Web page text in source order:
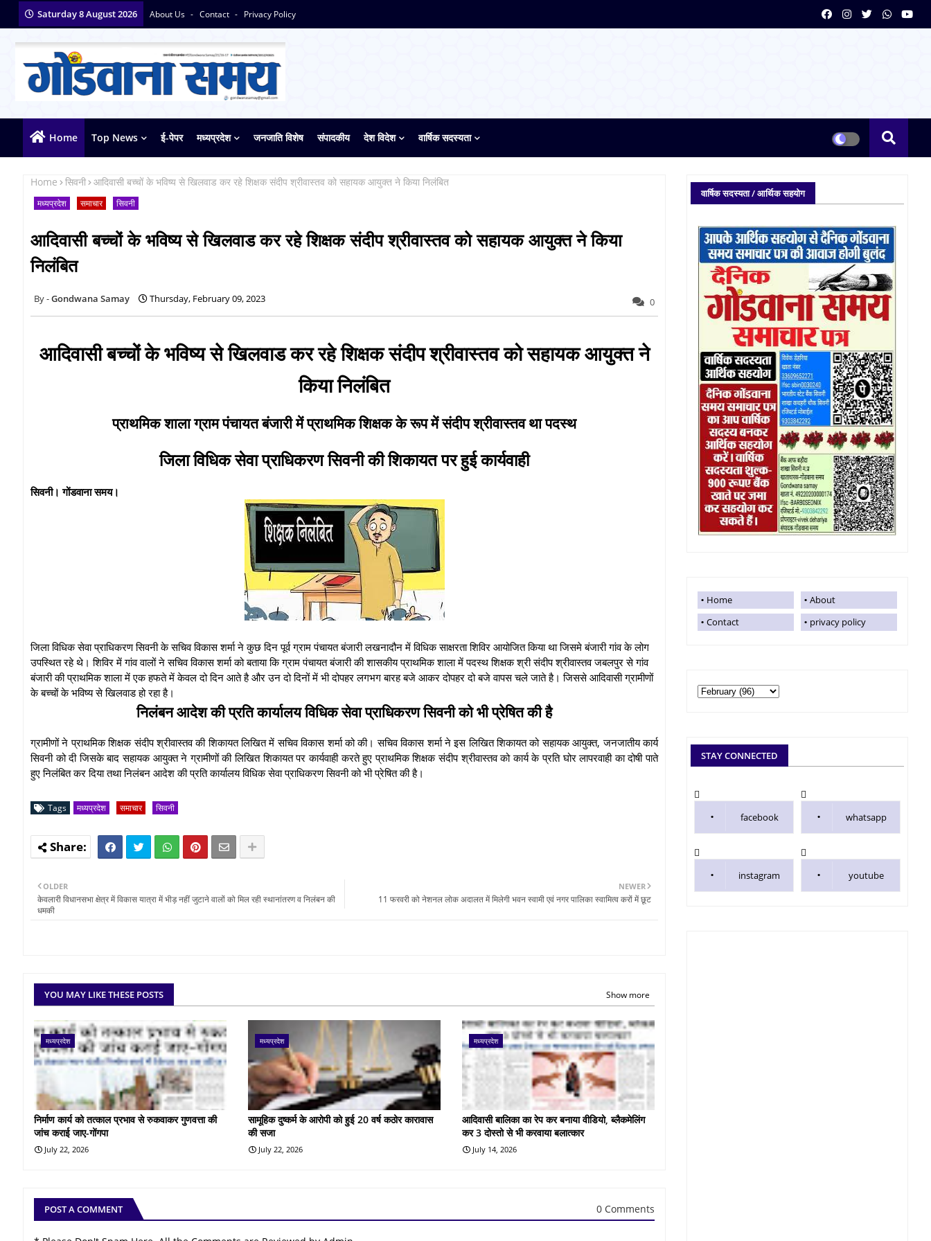
Saturday 8 August 2026 About Us Contact Privacy Policy
Home Top News ई-पेपर मध्यप्रदेश जनजाति विशेष संपादकीय देश विदेश वार्षिक सदस्यता
Home सिवनी आदिवासी बच्चों के भविष्य से खिलवाड कर रहे शिक्षक संदीप श्रीवास्तव को सहायक आयुक्त ने किया निलंबित
मध्यप्रदेश समाचार सिवनी
आदिवासी बच्चों के भविष्य से खिलवाड कर रहे शिक्षक संदीप श्रीवास्तव को सहायक आयुक्त ने किया
निलंबित
Gondwana Samay Thursday, February 09, 2023 0
आदिवासी बच्चों के भविष्य से खिलवाड कर रहे शिक्षक संदीप श्रीवास्तव को सहायक आयुक्त ने
किया निलंबित
प्राथमिक शाला ग्राम पंचायत बंजारी में प्राथमिक शिक्षक के रूप में संदीप श्रीवास्तव था पदस्थ
जिला विधिक सेवा प्राधिकरण सिवनी की शिकायत पर हुई कार्यवाही
सिवनी। गोंडवाना समय।
जिला विधिक सेवा प्राधिकरण सिवनी के सचिव विकास शर्मा ने कुछ दिन पूर्व ग्राम पंचायत बंजारी लखनादौन में विधिक साक्षरता शिविर आयोजित किया था जिसमे बंजारी गांव के लोग
उपस्थित रहे थे। शिविर में गांव वालों ने सचिव विकास शर्मा को बताया कि ग्राम पंचायत बंजारी की शासकीय प्राथमिक शाला में पदस्थ शिक्षक श्री संदीप श्रीवास्तव जबलपुर से गांव
बंजारी की प्राथमिक शाला में एक हफते में केवल दो दिन आते है और उन दो दिनों में भी दोपहर लगभग बारह बजे आकर दोपहर दो बजे वापस चले जाते है। जिससे आदिवासी ग्रामीणों
के बच्चों के भविष्य से खिलवाड हो रहा है।
निलंबन आदेश की प्रति कार्यालय विधिक सेवा प्राधिकरण सिवनी को भी प्रेषित की है
ग्रामीणों ने प्राथमिक शिक्षक संदीप श्रीवास्तव की शिकायत लिखित में सचिव विकास शर्मा को की। सचिव विकास शर्मा ने इस लिखित शिकायत को सहायक आयुक्त, जनजातीय कार्य
सिवनी को दी जिसके बाद सहायक आयुक्त ने ग्रामीणों की लिखित शिकायत पर कार्यवाही करते हुए प्राथमिक शिक्षक संदीप श्रीवास्तव को कार्य के प्रति घोर लापरवाही का दोषी पाते
हुए निलंबित कर दिया तथा निलंबन आदेश की प्रति कार्यालय विधिक सेवा प्राधिकरण सिवनी को भी प्रेषित की है।
Tags मध्यप्रदेश समाचार सिवनी
NEWER
11 फरवरी को नेशनल लोक अदालत में मिलेगी भवन स्वामी एवं नगर पालिका स्वामित्व करों में छूट
OLDER
केवलारी विधानसभा क्षेत्र में विकास यात्रा में भीड़ नहीं जुटाने वालों को मिल रही स्थानांतरण व निलंबन की
धमकी
YOU MAY LIKE THESE POSTS Show more
मध्यप्रदेश
निर्माण कार्य को तत्काल प्रभाव से रुकवाकर गुणवत्ता की
जांच कराई जाए-गोंगपा
July 22, 2026
मध्यप्रदेश
सामूहिक दुष्कर्म के आरोपी को हुई 20 वर्ष कठोर कारावास
की सजा
July 22, 2026
मध्यप्रदेश
आदिवासी बालिका का रेप कर बनाया वीडियो, ब्लैकमेलिंग
कर 3 दोस्तो से भी करवाया बलात्कार
July 14, 2026
POST A COMMENT 0 Comments
वार्षिक सदस्यता / आर्थिक सहयोग
Home
About
Contact
privacy policy
STAY CONNECTED
facebook whatsapp
instagram youtube